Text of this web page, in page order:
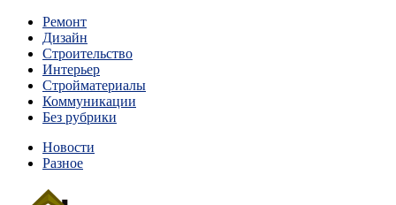
Перейти
содержимому
Ремонт
Дизайн
Строительство
Интерьер
Стройматериалы
Коммуникации
Без рубрики
Новости
Разное